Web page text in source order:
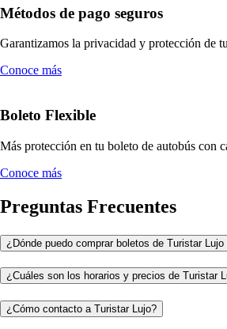
Métodos de pago seguros
Garantizamos la privacidad y protección de
Conoce más
Boleto Flexible
Más protección en tu boleto de autobús con
Conoce más
Preguntas Frecuentes
¿Dónde puedo comprar boletos de Turistar
¿Cuáles son los horarios y precios de Turistar
¿Cómo contacto a Turistar Lujo?